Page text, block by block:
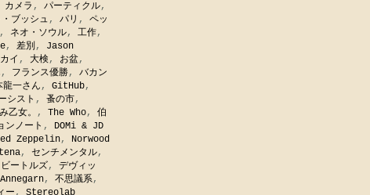
カメラ , パーティクル,
ブッシュ , パリ , ペッ
, ネオ・ソウル, 工作,
, 差別 , Jason
イ , 大検, お盆,
, フランス優勝, バカン
龍一さん , GitHub,
シスト , 蚤の市,
乙女。 , The Who, 伯
ンノート , DOMi & JD
Zeppelin, Norwood
, センチメンタル,
ビートルズ , デヴィッ
, 不思議系,
ー , Stereolab